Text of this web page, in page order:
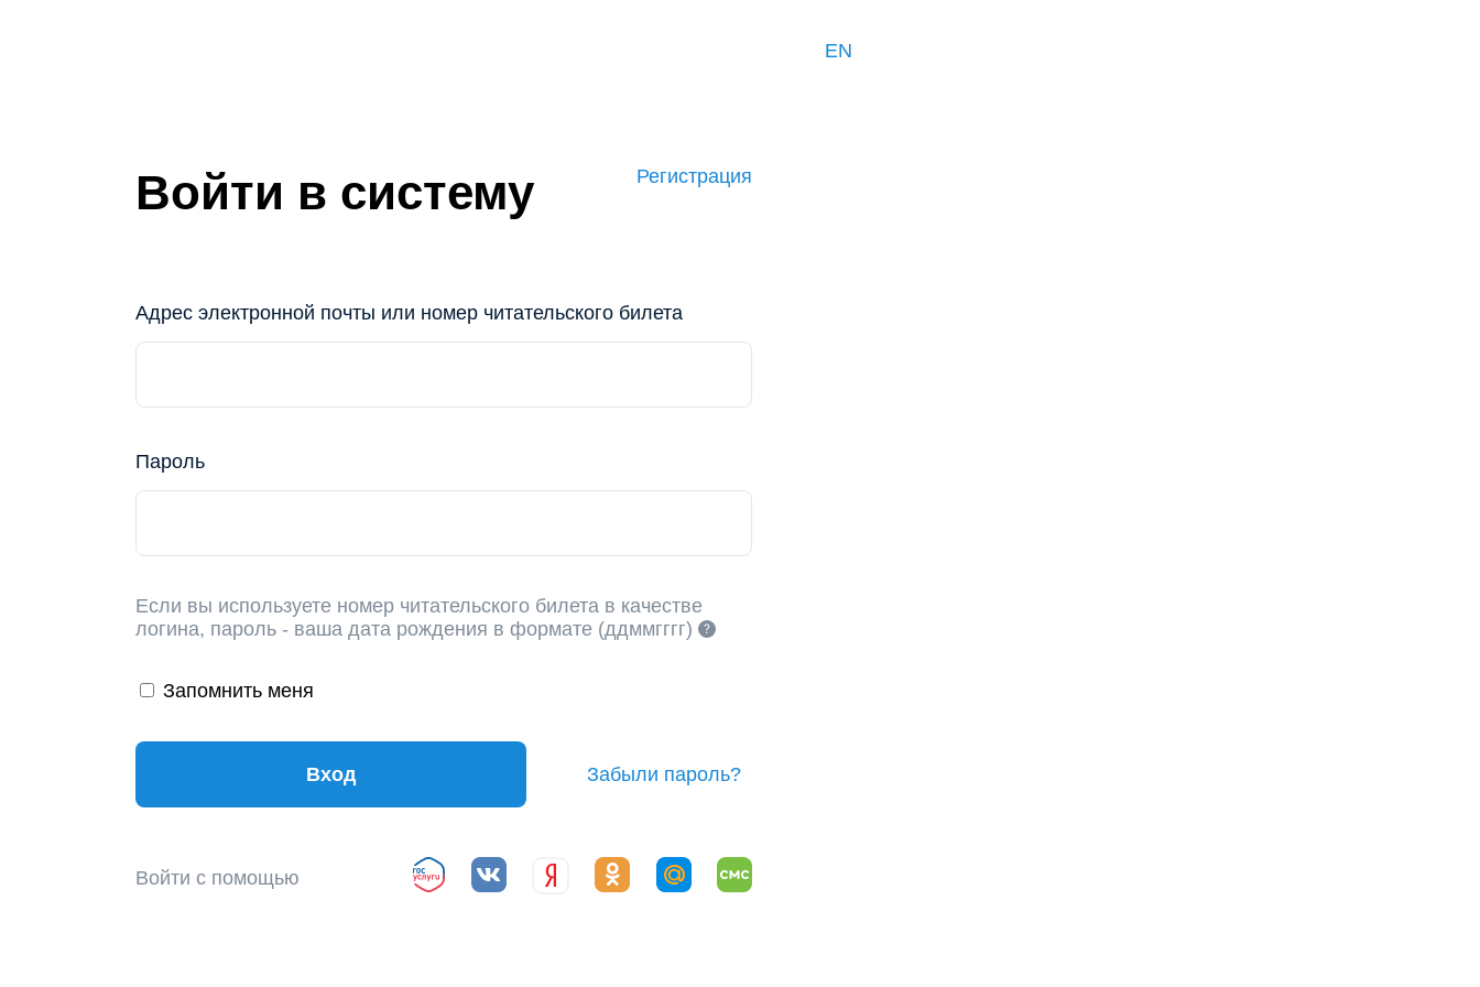
Войти в систему Регистрация
Адрес электронной почты или номер читательского билета
Пароль
Если вы используете номер читательского билета в качестве
логина, пароль - ваша дата рождения в формате (ддммгггг)
Запомнить меня
Вход Забыли пароль?
Войти с помощью
EN